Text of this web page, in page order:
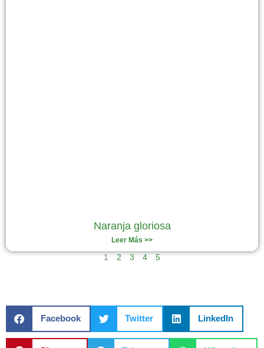
Naranja gloriosa
Leer Más >>
1 2 3 4 5
Facebook Twitter LinkedIn